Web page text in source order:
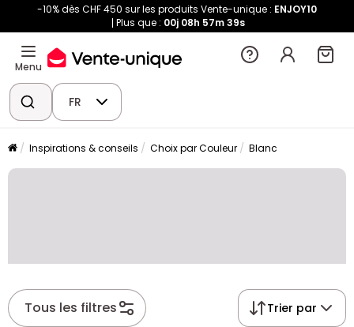
-10% dès CHF 450 sur les produits Vente-unique : ENJOY10
Plus que : 00j 08h 57m39s
Menu
FR
Inspirations & conseils Choix par Couleur Blanc
Tous les filtres Trier par